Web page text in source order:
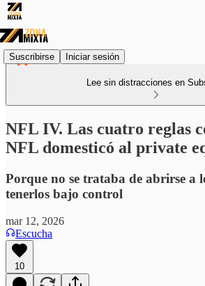
Suscribirse Iniciar sesión
Lee sin distracciones en
NFL IV. Las cuatro reglas
NFL domesticó al private
Porque no se trataba de abrirse a
tenerlos bajo control
mar 12, 2026
Escucha
10